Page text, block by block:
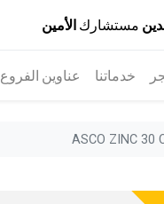
مستشارك الأمين
خدماتنا عناوين الفروع
ASCO ZINC 30